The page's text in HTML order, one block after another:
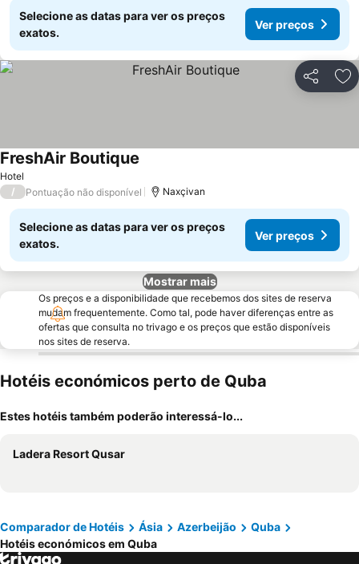
Selecione as datas para ver os preços
exatos.
Ver preços
Partilhar
Hotel
FreshAir Boutique
/ Pontuação não disponível Naxçivan
Selecione as datas para ver os preços
exatos.
Ver preços
Mostrar mais
Os preços e a disponibilidade que recebemos dos sites de reserva
mudam frequentemente. Como tal, pode haver diferenças entre as
ofertas que consulta no trivago e os preços que estão disponíveis
nos sites de reserva.
Hotéis económicos perto de Quba
Estes hotéis também poderão interessá-lo...
Ladera Resort Qusar
Comparador de Hotéis Ásia Azerbeijão
Quba
Hotéis económicos em Quba